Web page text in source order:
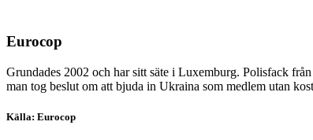
Eurocop
Grundades 2002 och har sitt säte i Luxemburg. Polisfack
man tog beslut om att bjuda in Ukraina som medlem utan
Källa: Eurocop